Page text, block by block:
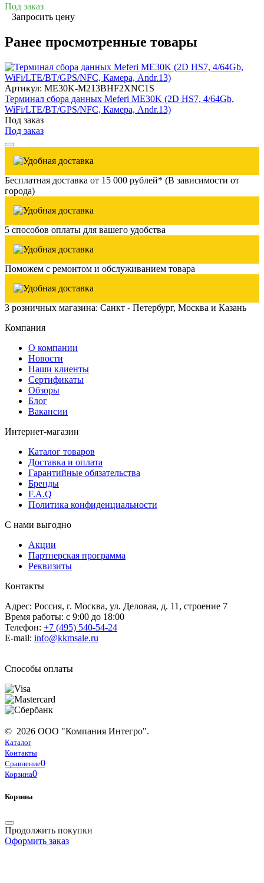
Под заказ
Запросить цену
Ранее просмотренные товары
Артикул: ME30K-M213BHF2XNC1S
Терминал сбора данных Meferi ME30K (2D HS7, 4/64Gb,
WiFi/LTE/BT/GPS/NFC, Камера, Andr.13)
Под заказ
Под заказ
Бесплатная доставка от 15 000 рублей* (В зависимости от
города)
5 способов оплаты для вашего удобства
Поможем с ремонтом и обслуживанием товара
3 розничных магазина: Санкт - Петербург, Москва и Казань
Компания
О компании
Новости
Наши клиенты
Сертификаты
Обзоры
Блог
Вакансии
Интернет-магазин
Каталог товаров
Доставка и оплата
Гарантийные обязательства
Бренды
F.A.Q
Политика конфиденциальности
С нами выгодно
Акции
Партнерская программа
Реквизиты
Контакты
Адрес: Россия, г. Москва, ул. Деловая, д. 11, строение 7
Время работы: с 9:00 до 18:00
Телефон: +7 (495) 540-54-24
E-mail: info@kkmsale.ru
Способы оплаты
© 2026 ООО "Компания Интегро".
Каталог
Контакты
Сравнение0
Корзина0
Корзина
Продолжить покупки
Оформить заказ